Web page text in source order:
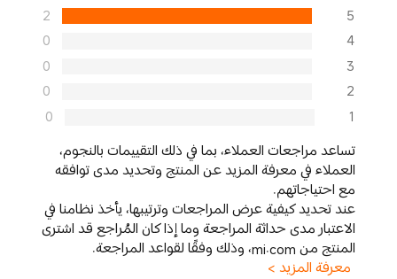
5
2
4
0
3
0
2
0
1
0
تساعد مراجعات العملاء، بما في ذلك التقييمات بالنجوم،
العملاء في معرفة المزيد عن المنتج وتحديد مدى توافقه
مع احتياجاتهم.
عند تحديد كيفية عرض المراجعات وترتيبها، يأخذ نظامنا في
الاعتبار مدى حداثة المراجعة وما إذا كان المُراجع قد اشترى
المنتج من mi.com، وذلك وفقًا لقواعد المراجعة.
معرفة المزيد >